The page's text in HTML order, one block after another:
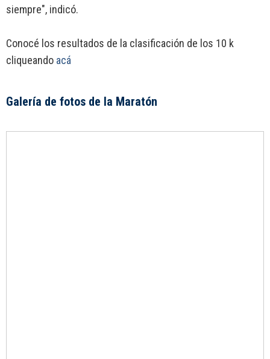
siempre", indicó.
Conocé los resultados de la clasificación de los 10 k
cliqueando acá
Galería de fotos de la Maratón